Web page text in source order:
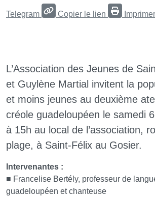
Telegram Copier le lien
L’Association des Jeunes de
et Guylène Martial invitent la
et moins jeunes au deuxième
créole guadeloupéen le samedi
à 15h au local de l’association,
plage, à Saint-Félix au Gosier.
Intervenantes :
■ Francelise Bertély, professeur de
guadeloupéen et chanteuse